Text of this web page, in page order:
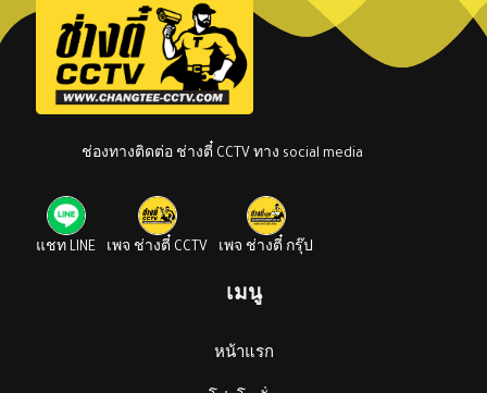
ช่องทางติดต่อ ช่างตี๋ CCTV ทาง social media
แชท LINE เพจ ช่างตี๋ CCTV เพจ ช่างตี๋ กรุ๊ป
เมนู
หน้าแรก